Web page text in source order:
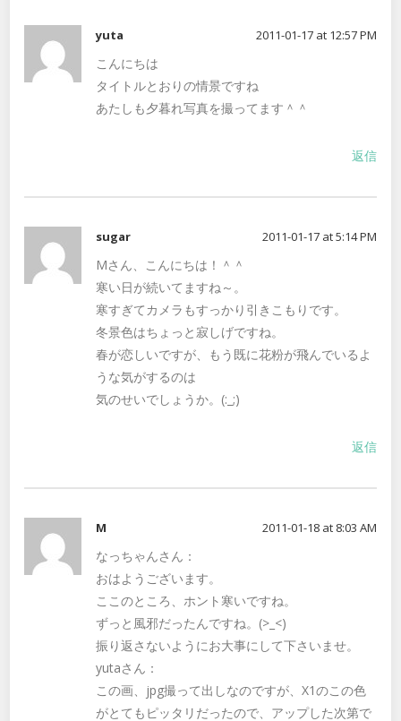
yuta 2011-01-17 at 12:57 PM
こんにちは
タイトルとおりの情景ですね
あたしも夕暮れ写真を撮ってます＾＾
返信
sugar 2011-01-17 at 5:14 PM
Mさん、こんにちは！＾＾
寒い日が続いてますね～。
寒すぎてカメラもすっかり引きこもりです。
冬景色はちょっと寂しげですね。
春が恋しいですが、もう既に花粉が飛んでいるよ
うな気がするのは
気のせいでしょうか。(:_;)
返信
M 2011-01-18 at 8:03 AM
なっちゃんさん：
おはようございます。
ここのところ、ホント寒いですね。
ずっと風邪だったんですね。(>_<)
振り返さないようにお大事にして下さいませ。
yutaさん：
この画、jpg撮って出しなのですが、X1のこの色
がとてもピッタリだったので、アップした次第で